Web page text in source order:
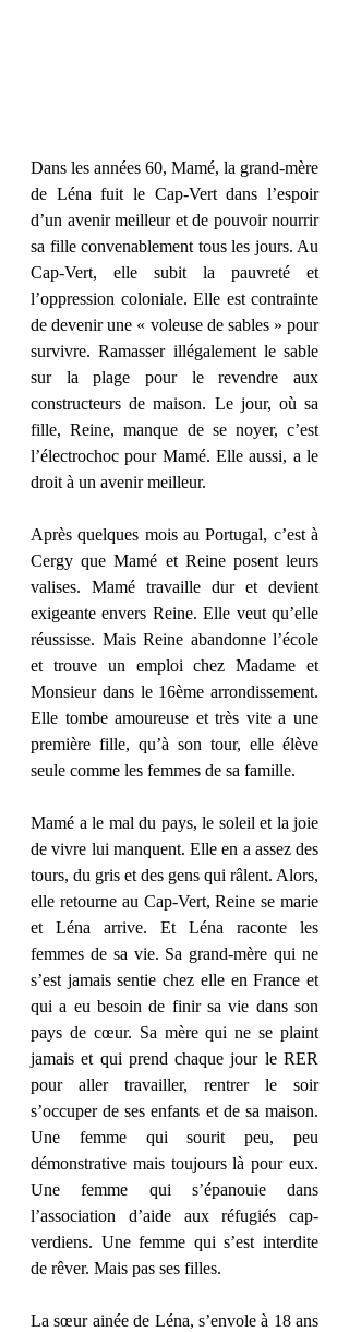
Dans les années 60, Mamé, la grand-mère
de Léna fuit le Cap-Vert dans l’espoir
d’un avenir meilleur et de pouvoir nourrir
sa fille convenablement tous les jours. Au
Cap-Vert, elle subit la pauvreté et
l’oppression coloniale. Elle est contrainte
de devenir une « voleuse de sables » pour
survivre. Ramasser illégalement le sable
sur la plage pour le revendre aux
constructeurs de maison. Le jour, où sa
fille, Reine, manque de se noyer, c’est
l’électrochoc pour Mamé. Elle aussi, a le
droit à un avenir meilleur.
Après quelques mois au Portugal, c’est à
Cergy que Mamé et Reine posent leurs
valises. Mamé travaille dur et devient
exigeante envers Reine. Elle veut qu’elle
réussisse. Mais Reine abandonne l’école
et trouve un emploi chez Madame et
Monsieur dans le 16ème arrondissement.
Elle tombe amoureuse et très vite a une
première fille, qu’à son tour, elle élève
seule comme les femmes de sa famille.
Mamé a le mal du pays, le soleil et la joie
de vivre lui manquent. Elle en a assez des
tours, du gris et des gens qui râlent. Alors,
elle retourne au Cap-Vert, Reine se marie
et Léna arrive. Et Léna raconte les
femmes de sa vie. Sa grand-mère qui ne
s’est jamais sentie chez elle en France et
qui a eu besoin de finir sa vie dans son
pays de cœur. Sa mère qui ne se plaint
jamais et qui prend chaque jour le RER
pour aller travailler, rentrer le soir
s’occuper de ses enfants et de sa maison.
Une femme qui sourit peu, peu
démonstrative mais toujours là pour eux.
Une femme qui s’épanouie dans
l’association d’aide aux réfugiés cap-
verdiens. Une femme qui s’est interdite
de rêver. Mais pas ses filles.
La sœur ainée de Léna, s’envole à 18 ans